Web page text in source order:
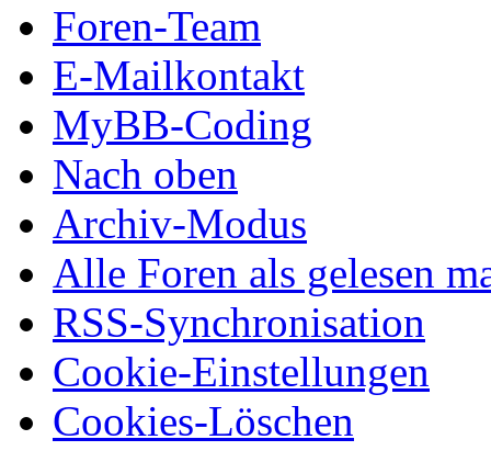
Foren-Team
E-Mailkontakt
MyBB-Coding
Nach oben
Archiv-Modus
Alle Foren als gelesen
RSS-Synchronisation
Cookie-Einstellungen
Cookies-Löschen